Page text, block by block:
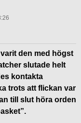
den med högst
slutade helt
kontakta
trots att flickan var
till slut höra orden